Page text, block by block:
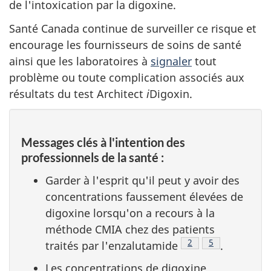
de l'intoxication par la digoxine.
Santé Canada continue de surveiller ce risque et
encourage les fournisseurs de soins de santé
ainsi que les laboratoires à signaler tout
problème ou toute complication associés aux
résultats du test Architect iDigoxin.
Messages clés à l'intention des
professionnels de la santé :
Garder à l'esprit qu'il peut y avoir des
concentrations faussement élevées de
digoxine lorsqu'on a recours à la
méthode CMIA chez des patients
traités par l'enzalutamide
Note de bas de
2 Note de bas
5
.
Les concentrations de digoxine